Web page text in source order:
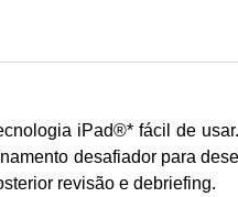
iPad®* fácil de
desafiador para
revisão e debriefing.